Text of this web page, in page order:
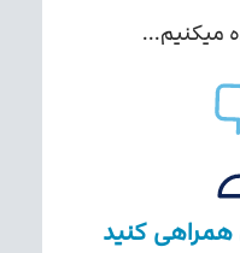
میکنیم...
همراهی کنید